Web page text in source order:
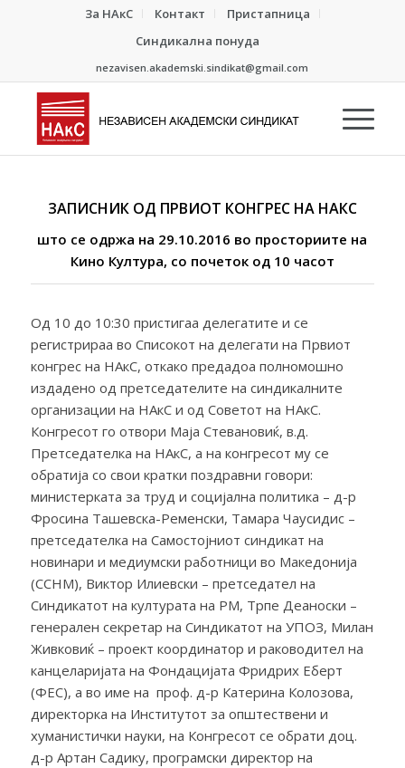
За НАкС Контакт
Пристапница
Синдикална понуда
nezavisen.akademski.sindikat@gmail.com
ЗАПИСНИК ОД ПРВИОТ КОНГРЕС НА НАКС
што се одржа на 29.10.2016 во просториите на
Кино Култура, со почеток од 10 часот
Од 10 до 10:30 пристигаа делегатите и се
регистрираа во Списокот на делегати на Првиот
конгрес на НАкС, откако предадоа полномошно
издадено од претседателите на синдикалните
организации на НАкС и од Советот на НАкС.
Конгресот го отвори Маја Стевановиќ, в.д.
Претседателка на НАкС, а на конгресот му се
обратија со свои кратки поздравни говори:
министерката за труд и социјална политика – д-р
Фросина Ташевска-Ременски, Тамара Чаусидис –
претседателка на Самостоjниот синдикат на
новинари и медиумски работници во Македонија
(ССНМ), Виктор Илиевски – претседател на
Синдикатот на културата на РМ, Трпе Деаноски –
генерален секретар на Синдикатот на УПОЗ, Милан
Живковиќ – проект координатор и раководител на
канцеларијата на Фондацијата Фридрих Еберт
(ФЕС), а во име на проф. д-р Катерина Колозова,
директорка на Институтот за општествени и
хуманистички науки, на Конгресот се обрати доц.
д-р Артан Садику, програмски директор на